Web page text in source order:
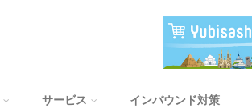
サービス インバウンド対策